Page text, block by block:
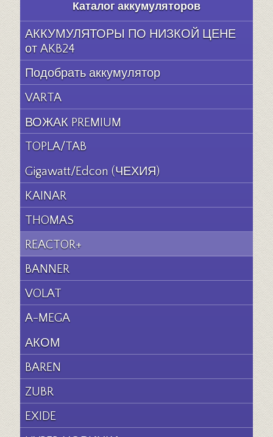
Каталог аккумуляторов
АККУМУЛЯТОРЫ ПО НИЗКОЙ ЦЕНЕ
от AKB24
Подобрать аккумулятор
VARTA
ВОЖАК PREMIUM
TOPLA/TAB
Gigawatt/Edcon (ЧЕХИЯ)
KAINAR
THOMAS
REACTOR+
BANNER
VOLAT
A-MEGA
АКОМ
BAREN
ZUBR
EXIDE